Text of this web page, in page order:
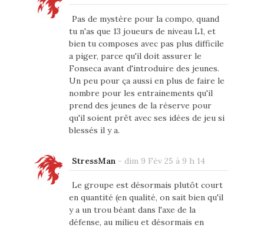
Pas de mystère pour la compo, quand
tu n'as que 13 joueurs de niveau L1, et
bien tu composes avec pas plus difficile
a piger, parce qu'il doit assurer le
Fonseca avant d'introduire des jeunes.
Un peu pour ça aussi en plus de faire le
nombre pour les entrainements qu'il
prend des jeunes de la réserve pour
qu'il soient prêt avec ses idées de jeu si
blessés il y a.
StressMan - dim 9 Fév 25 à 9 h 14
Le groupe est désormais plutôt court
en quantité (en qualité, on sait bien qu'il
y a un trou béant dans l'axe de la
défense, au milieu et désormais en